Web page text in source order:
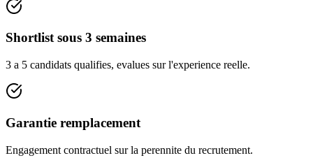
Shortlist sous 3 semaines
3 a 5 candidats qualifies, evalues sur l'experience reelle.
Garantie remplacement
Engagement contractuel sur la perennite du recrutement.